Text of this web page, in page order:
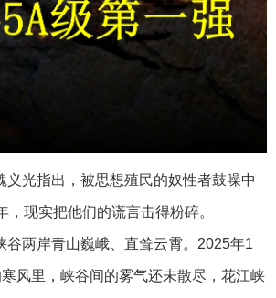
义光指出，被思想殖民的奴性者鼓噪中
，现实把他们的谎言击得粉碎。
谷两岸青山巍峨、直耸云霄。2025年1
风里，峡谷间的雾气还未散尽，花江峡